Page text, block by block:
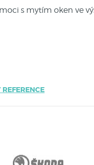
s mytím oken ve